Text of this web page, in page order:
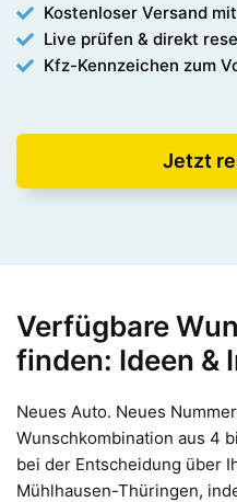
Kostenloser Versand
Live prüfen & direkt
Kfz-Kennzeichen zum
Jetzt
Verfügbare
finden: Ideen &
Neues Auto. Neues
Wunschkombination aus 4
bei der Entscheidung über
Mühlhausen-Thüringen,